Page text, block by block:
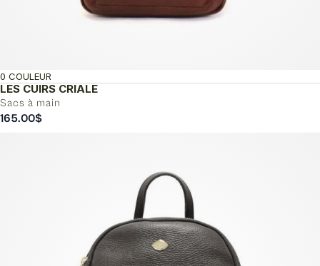
LES CUIRS CRIALE
Sacs à main
0 COULEUR
165.00$